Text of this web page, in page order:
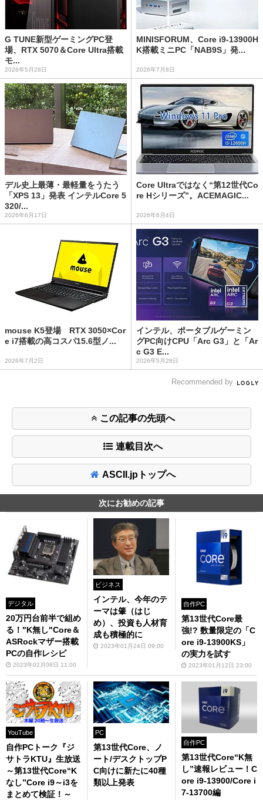
G TUNE新型ゲーミングPC登
場、RTX 5070＆Core Ultra搭載
モ...
2026年5月28日
MINISFORUM、Core i9-13900H
K搭載ミニPC「NAB9S」発...
2026年7月8日
デル史上最薄・最軽量をうたう
「XPS 13」発表 インテルCore 5
320/...
2026年6月17日
Core Ultraではなく“第12世代Co
re Hシリーズ”。ACEMAGIC...
2026年6月4日
mouse K5登場 RTX 3050×Cor
e i7搭載の高コスパ15.6型ノ...
2026年7月2日
インテル、ポータブルゲーミン
グPC向けCPU「Arc G3」と「Ar
c G3 E...
2026年5月28日
Recommended by
この記事の先頭へ
連載目次へ
ASCII.jpトップへ
次にお勧めの記事
デジタル
20万円台前半で組め
る！"K無し"Core＆
ASRockマザー搭載
PCの自作レシピ
2023年02月08日 11:00
ビジネス
インテル、今年のテ
ーマは肇（はじ
め）、投資も人材育
成も積極的に
2023年01月24日 09:00
自作PC
第13世代Core最
強!? 数量限定の「C
ore i9-13900KS」
の実力を試す
2023年01月12日 23:00
YouTube
自作PCトーク『ジ
サトラKTU』生放送
～第13世代Core“K
なし”Core i9～i3を
まとめて検証！～
PC
第13世代Core、ノ
ート/デスクトップP
C向けに新たに40種
類以上発表
自作PC
第13世代Core“K無
し”速報レビュー！C
ore i9-13900/Core i
7-13700編